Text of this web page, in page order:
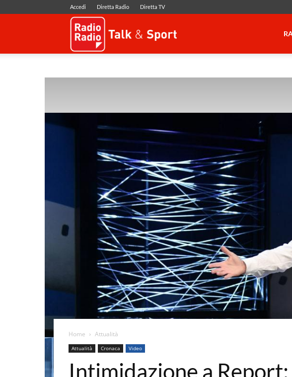
Accedi Diretta Radio Diretta TV
Home Attualità
Attualità Cronaca Video
Intimidazione a